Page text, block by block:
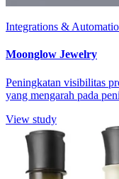
Integrations &
Moonglow Jewelry
Peningkatan visibilitas
yang mengarah pada
View study